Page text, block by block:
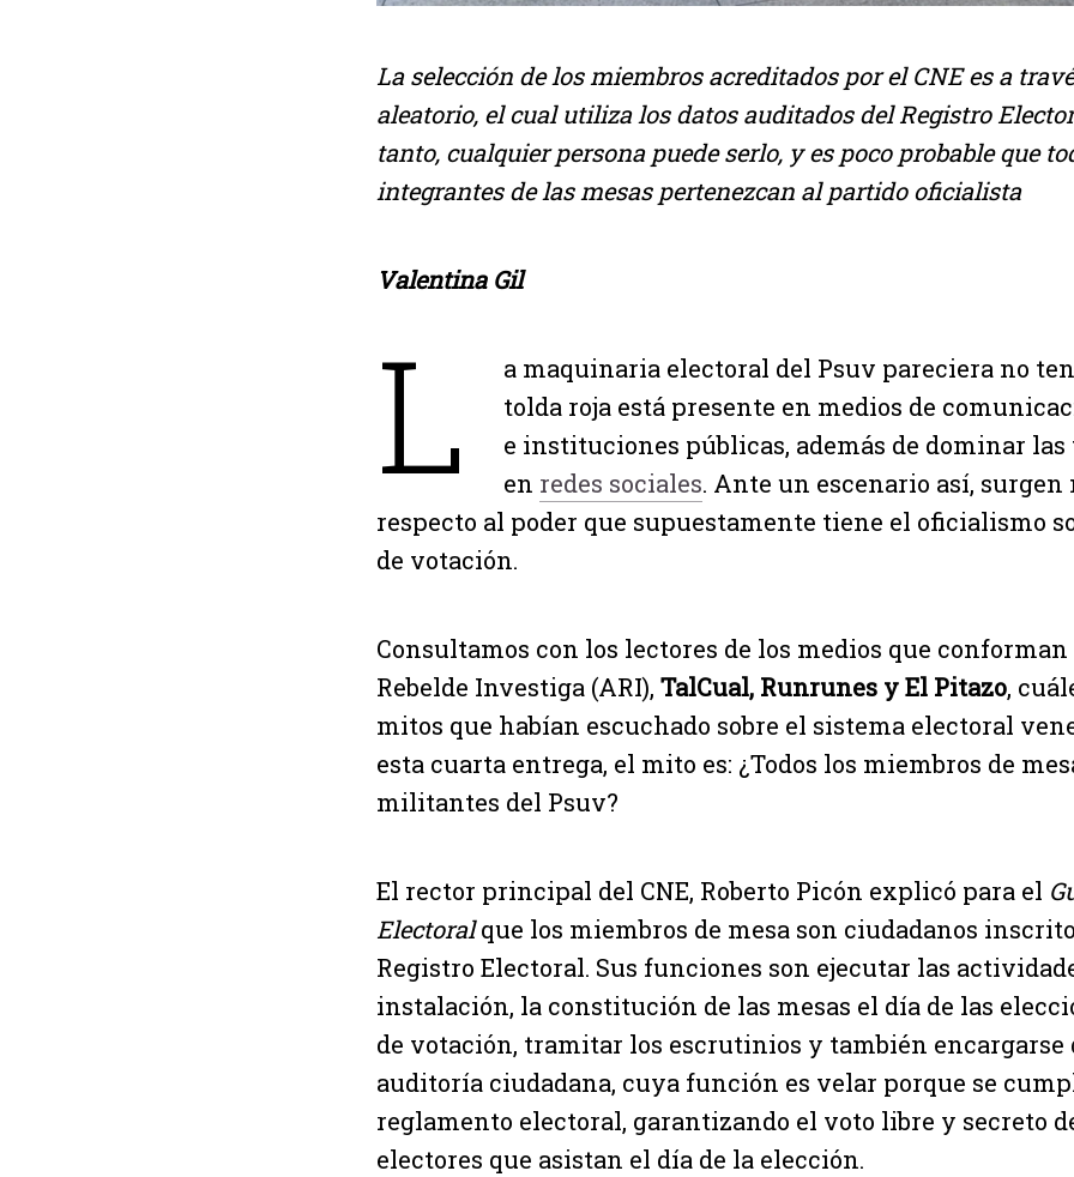
La selección de los miembros acreditados por el CNE es a
aleatorio, el cual utiliza los datos auditados del Registro
tanto, cualquier persona puede serlo, y es poco probable que
integrantes de las mesas pertenezcan al partido oficialista
Valentina Gil
L
a maquinaria electoral del Psuv pareciera no
tolda roja está presente en medios de
e instituciones públicas, además de dominar
en redes sociales. Ante un escenario así, surgen
respecto al poder que supuestamente tiene el oficialismo
de votación.
Consultamos con los lectores de los medios que
Rebelde Investiga (ARI), TalCual, Runrunes y El Pitazo,
mitos que habían escuchado sobre el sistema electoral
esta cuarta entrega, el mito es: ¿Todos los miembros de
militantes del Psuv?
El rector principal del CNE, Roberto Picón explicó para el
Electoralque los miembros de mesa son ciudadanos
Registro Electoral. Sus funciones son ejecutar las
instalación, la constitución de las mesas el día de las
de votación, tramitar los escrutinios y también encargarse
auditoría ciudadana, cuya función es velar porque se
reglamento electoral, garantizando el voto libre y secreto
electores que asistan el día de la elección.